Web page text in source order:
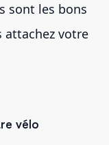
sont les bons
attachez votre
vélo